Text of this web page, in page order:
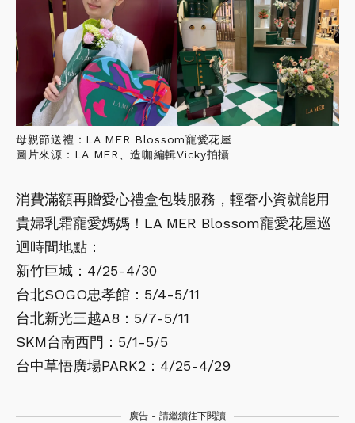
母親節送禮：LA MER Blossom寵愛花屋
圖片來源：LA MER、造咖編輯Vicky拍攝
消費滿額再贈愛心禮盒包裝服務，輕奢小資就能用
貴婦乳霜寵愛媽媽！LA MER Blossom寵愛花屋巡
迴時間地點：
新竹巨城：4/25-4/30
台北SOGO忠孝館：5/4-5/11
台北新光三越A8：5/7-5/11
SKM台南西門：5/1-5/5
台中草悟廣場PARK2：4/25-4/29
廣告 - 請繼續往下閱讀